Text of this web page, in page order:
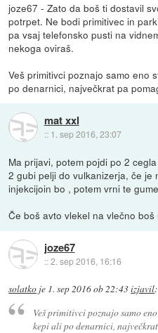
joze67 - Zato da boš ti dostavil
potrpet. Ne bodi primitivec in
pa vsaj telefonsko pusti na
nekoga oviraš.
Veš primitivci poznajo samo eno
po denarnici, največkrat pa
mat xxl
:: 1. sep 2016, 23:07
Ma prijavi, potem pojdi po 2
2 gubi pelji do vulkanizerja, če je
injekcijoin bo , potem vrni te
Če boš avto vlekel na vlečno boš
joze67
::2. sep 2016, 16:16
solatko je 1. sep 2016 ob 22:43izjavil:
Veš primitivci poznajo samo
kepi ali po denarnici,